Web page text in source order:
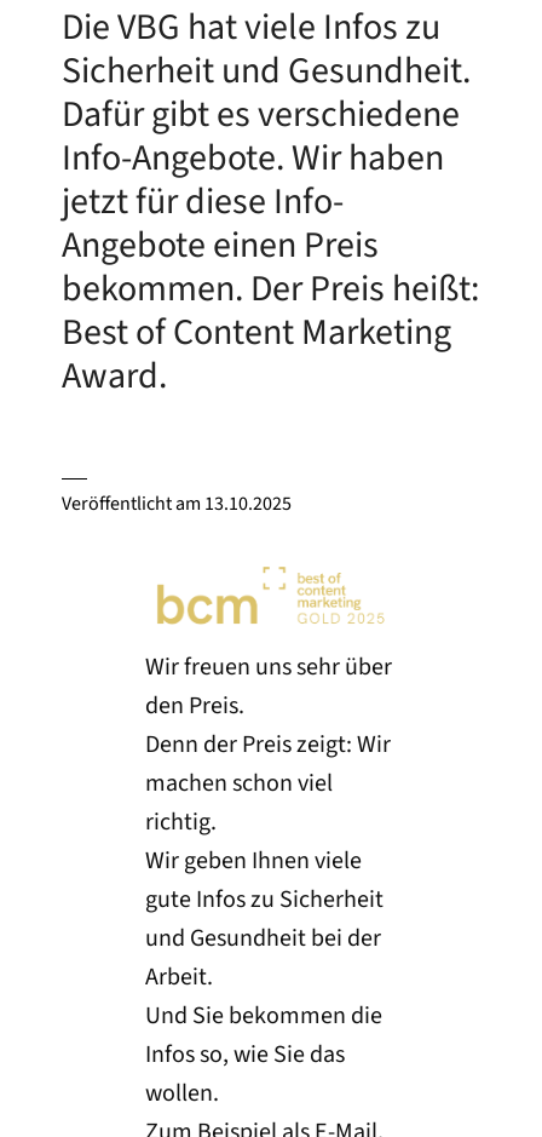
Die VBG hat viele Infos zu
Sicherheit und Gesundheit.
Dafür gibt es verschiedene
Info-Angebote. Wir haben
jetzt für diese Info-
Angebote einen Preis
bekommen. Der Preis heißt:
Best of Content Marketing
Award.
Veröffentlicht am 13.10.2025
Wir freuen uns sehr über
den Preis.
Denn der Preis zeigt: Wir
machen schon viel
richtig.
Wir geben Ihnen viele
gute Infos zu Sicherheit
und Gesundheit bei der
Arbeit.
Und Sie bekommen die
Infos so, wie Sie das
wollen.